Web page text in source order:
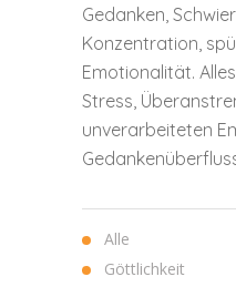
Gedanken,
Konzentration,
Emotionalität.
Stress,
unverarbeiteten
Alle
Göttlichkeit